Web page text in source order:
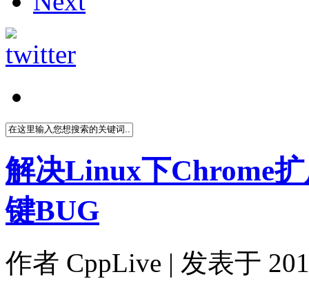
解决Linux下Chrome扩
键BUG
作者 CppLive | 发表于